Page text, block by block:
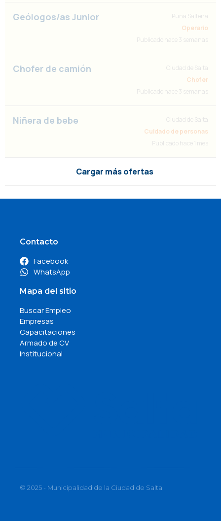
Geólogos/as Junior
Puna Salteña
Operario
Publicado hace 3 semanas
Chofer de camión
Ciudad de Salta
Chofer
Publicado hace 3 semanas
Niñera de bebe
Ciudad de Salta
Cuidado de personas
Publicado hace 1 mes
Cargar más ofertas
Contacto
Facebook
WhatsApp
Mapa del sitio
Buscar Empleo
Empresas
Capacitaciones
Armado de CV
Institucional
© 2025 - Municipalidad de la Ciudad de Salta